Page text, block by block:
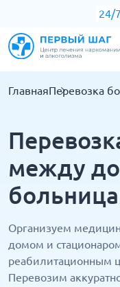
24/7
ГлавнаяПеревозка
между
Организуем
домом и
реабилитационным
Перевозим